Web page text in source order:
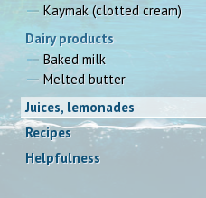
Kaymak (clotted cream)
Dairy products
Baked milk
Melted butter
Juices, lemonades
Recipes
Helpfulness